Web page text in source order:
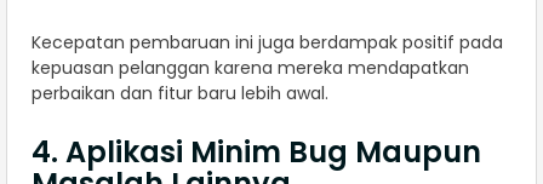
Kecepatan pembaruan ini juga berdampak positif pada
kepuasan pelanggan karena mereka mendapatkan
perbaikan dan fitur baru lebih awal.
4. Aplikasi Minim Bug Maupun